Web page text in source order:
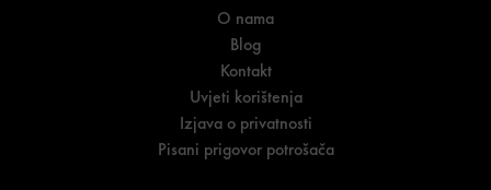
O nama
Blog
Kontakt
Uvjeti korištenja
Izjava o privatnosti
Pisani prigovor potrošača